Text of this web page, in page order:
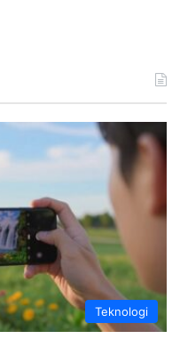
Teknologi